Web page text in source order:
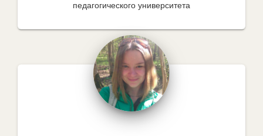
педагогического университета